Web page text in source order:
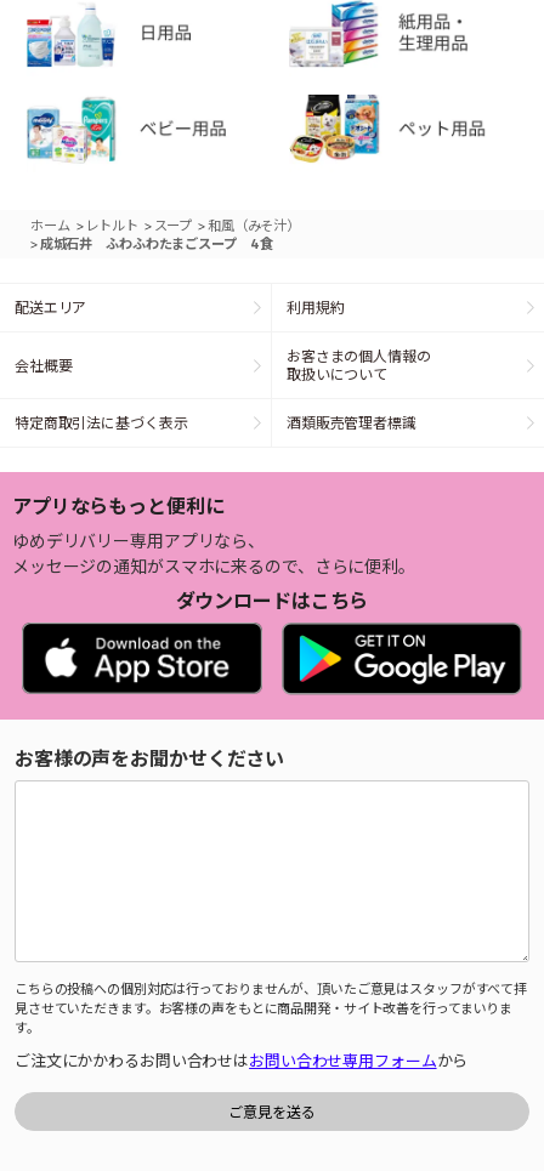
ホーム > レトルト > スープ >和風（みそ汁）
>成城石井 ふわふわたまごスープ 4食
配送エリア 利用規約
会社概要
お客さまの個人情報の
取扱いについて
特定商取引法に基づく表示 酒類販売管理者標識
アプリならもっと便利に
ゆめデリバリー専用アプリなら、
メッセージの通知がスマホに来るので、さらに便利。
ダウンロードはこちら
お客様の声をお聞かせください
こちらの投稿への個別対応は行っておりませんが、頂いたご意見はスタッフがすべて拝
見させていただきます。お客様の声をもとに商品開発・サイト改善を行ってまいりま
す。
ご注文にかかわるお問い合わせはお問い合わせ専用フォームから